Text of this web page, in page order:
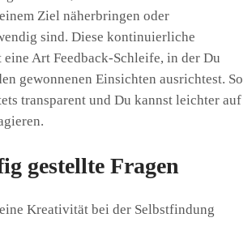
Ziel näherbringen oder
sind. Diese kontinuierliche
Art Feedback-Schleife, in der Du
gewonnenen Einsichten ausrichtest. So
transparent und Du kannst leichter auf
gestellte Fragen
Kreativität bei der Selbstfindung